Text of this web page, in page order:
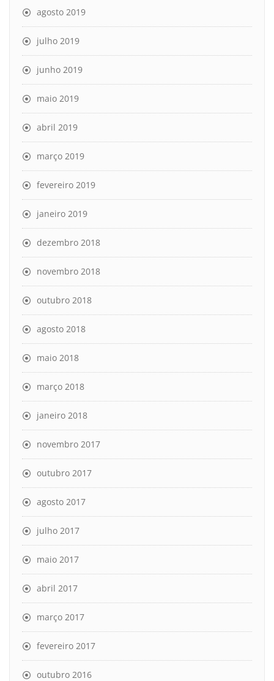
agosto 2019
julho 2019
junho 2019
maio 2019
abril 2019
março 2019
fevereiro 2019
janeiro 2019
dezembro 2018
novembro 2018
outubro 2018
agosto 2018
maio 2018
março 2018
janeiro 2018
novembro 2017
outubro 2017
agosto 2017
julho 2017
maio 2017
abril 2017
março 2017
fevereiro 2017
outubro 2016